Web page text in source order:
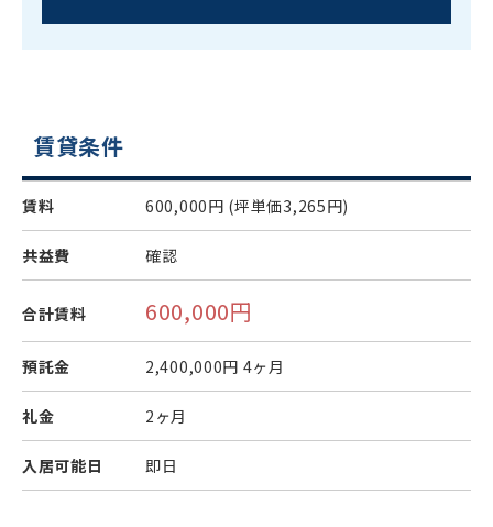
賃貸条件
賃料 600,000円 (坪単価3,265円)
共益費 確認
合計賃料 600,000円
預託金 2,400,000円 4ヶ月
礼金 2ヶ月
入居可能日 即日